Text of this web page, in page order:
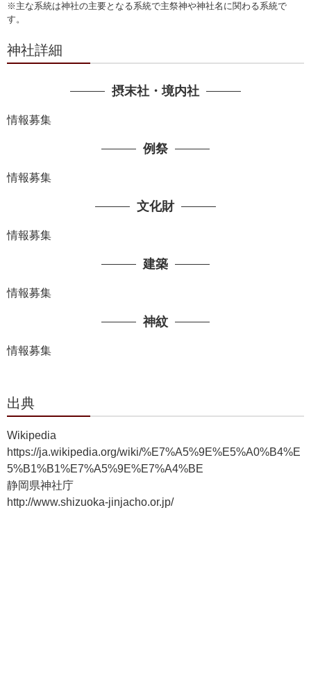
※主な系統は神社の主要となる系統で主祭神や神社名に関わる系統で
す。
神社詳細
摂末社・境内社
情報募集
例祭
情報募集
文化財
情報募集
建築
情報募集
神紋
情報募集
出典
Wikipedia
https://ja.wikipedia.org/wiki/%E7%A5%9E%E5%A0%B4%E
5%B1%B1%E7%A5%9E%E7%A4%BE
静岡県神社庁
http://www.shizuoka-jinjacho.or.jp/